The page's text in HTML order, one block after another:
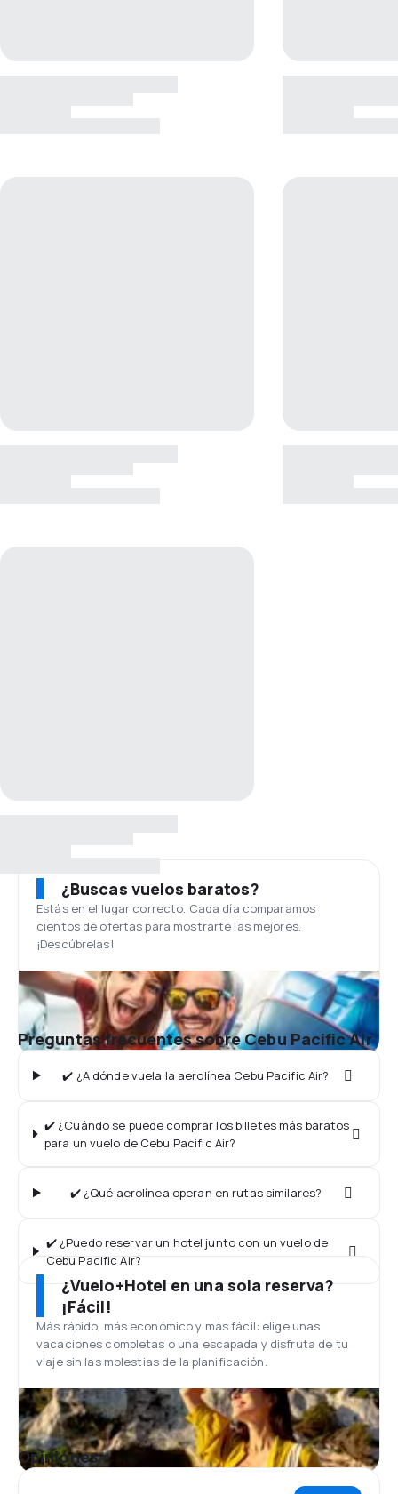
¿Buscas vuelos baratos?
Estás en el lugar correcto. Cada día comparamos
cientos de ofertas para mostrarte las mejores.
¡Descúbrelas!
Preguntas frecuentes sobre Cebu Pacific Air
✔️ ¿A dónde vuela la aerolínea Cebu Pacific Air?
✔️ ¿Cuándo se puede comprar los billetes más baratos
para un vuelo de Cebu Pacific Air?
✔️ ¿Qué aerolínea operan en rutas similares?
✔️ ¿Puedo reservar un hotel junto con un vuelo de
Cebu Pacific Air?
¿Vuelo+Hotel en una sola reserva?
¡Fácil!
Más rápido, más económico y más fácil: elige unas
vacaciones completas o una escapada y disfruta de tu
viaje sin las molestias de la planificación.
Opiniones